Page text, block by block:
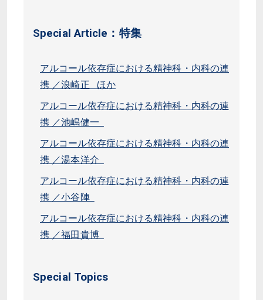
Special Article：特集
アルコール依存症における精神科・内科の連
携 ／浪崎正 ほか
アルコール依存症における精神科・内科の連
携 ／池嶋健一
アルコール依存症における精神科・内科の連
携 ／湯本洋介
アルコール依存症における精神科・内科の連
携 ／小谷陣
アルコール依存症における精神科・内科の連
携 ／福田貴博
Special Topics